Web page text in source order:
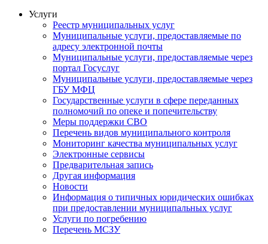
Услуги
Реестр муниципальных услуг
Муниципальные услуги, предоставляемые по
адресу электронной почты
Муниципальные услуги, предоставляемые через
портал Госуслуг
Муниципальные услуги, предоставляемые через
ГБУ МФЦ
Государственные услуги в сфере переданных
полномочий по опеке и попечительству
Меры поддержки СВО
Перечень видов муниципального контроля
Мониторинг качества муниципальных услуг
Электронные сервисы
Предварительная запись
Другая информация
Новости
Информация о типичных юридических ошибках
при предоставлении муниципальных услуг
Услуги по погребению
Перечень МСЗУ